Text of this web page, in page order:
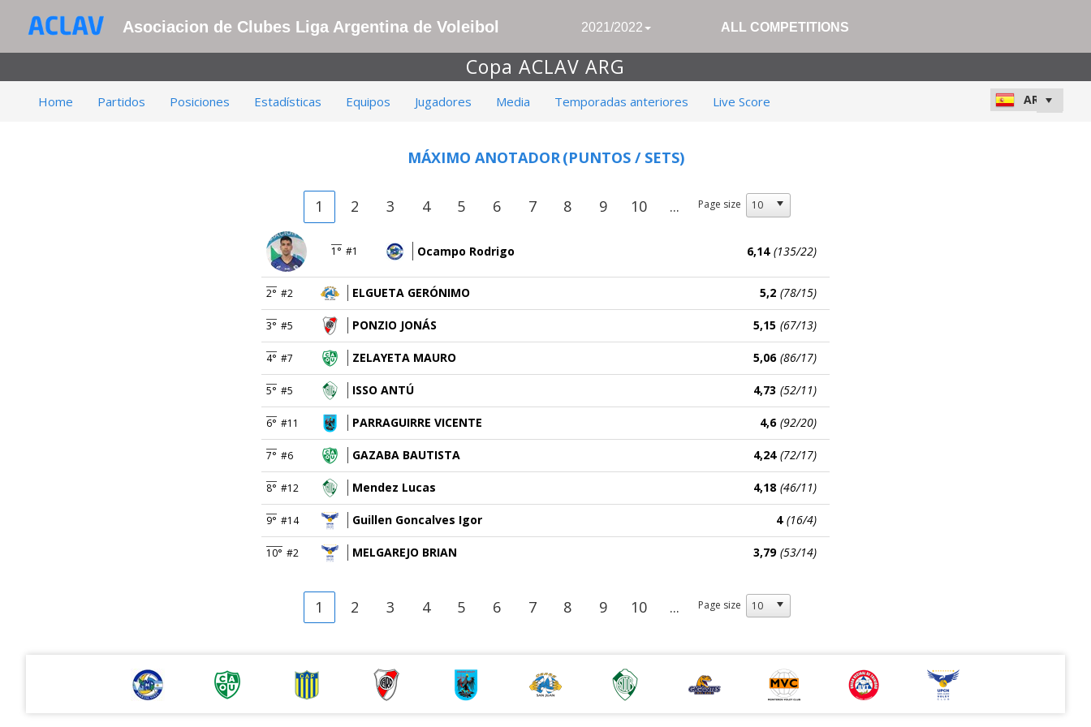
Asociacion de Clubes Liga Argentina de Voleibol 2021/2022 ALL COMPETITIONS
Copa ACLAV ARG
Home Partidos Posiciones Estadísticas Equipos Jugadores Media Temporadas anteriores Live Score
MÁXIMO ANOTADOR(PUNTOS / SETS)
1 2 3 4 5 6 7 8 9 10 ... Page size
1° #1 Ocampo Rodrigo 6,14 (135/22)
2° #2 ELGUETA GERÓNIMO 5,2 (78/15)
3° #5 PONZIO JONÁS 5,15 (67/13)
4° #7 ZELAYETA MAURO 5,06 (86/17)
5° #5 ISSO ANTÚ 4,73 (52/11)
6° #11 PARRAGUIRRE VICENTE 4,6 (92/20)
7° #6 GAZABA BAUTISTA 4,24 (72/17)
8° #12 Mendez Lucas 4,18 (46/11)
9° #14 Guillen Goncalves Igor 4 (16/4)
10° #2 MELGAREJO BRIAN 3,79 (53/14)
1 2 3 4 5 6 7 8 9 10 ... Page size